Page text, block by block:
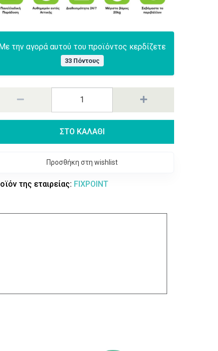
την αγορά αυτού του προϊόντος κερδίζετε
33 Πόντους
ΣΤΟ ΚΑΛΑΘΙ
Προσθήκη στη wishlist
της εταιρείας: FIXPOINT